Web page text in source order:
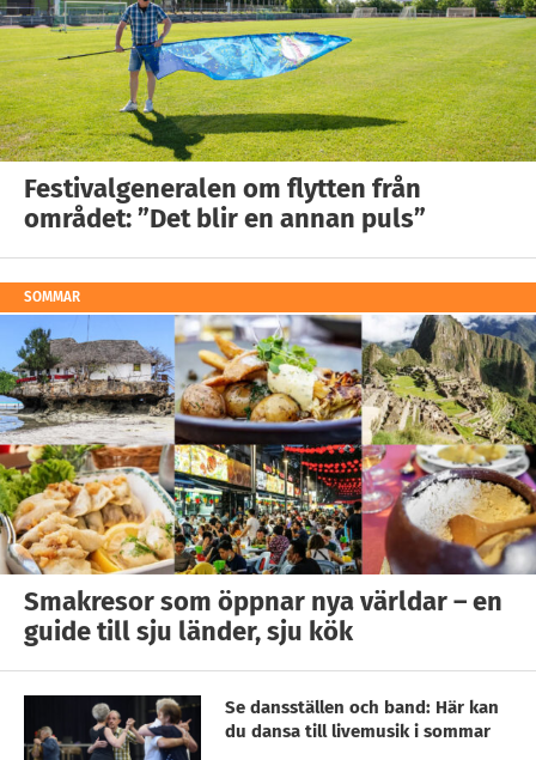
Festivalgeneralen om flytten från
området: ”Det blir en annan puls”
SOMMAR
Smakresor som öppnar nya världar – en
guide till sju länder, sju kök
Se dansställen och band: Här kan
du dansa till livemusik i sommar